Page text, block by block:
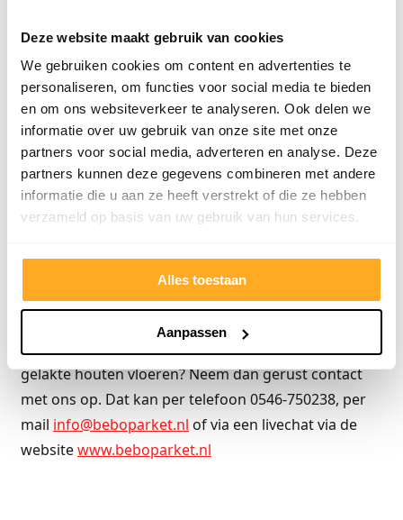
Deze website maakt gebruik van cookies
We gebruiken cookies om content en advertenties te
personaliseren, om functies voor social media te bieden
en om ons websiteverkeer te analyseren. Ook delen we
informatie over uw gebruik van onze site met onze
partners voor social media, adverteren en analyse. Deze
partners kunnen deze gegevens combineren met andere
informatie die u aan ze heeft verstrekt of die ze hebben
verzameld op basis van uw gebruik van hun services.
Alles toestaan
Aanpassen
Goedkope gelakte houten vloeren vind
je bij Bebo Parket
Bij Bebo Parket vind je naast onbehandelde houten
vloeren ook gelakt parket binnen het assortiment.
Deze kant en klare vloeren leveren we uit voorraad,
zodat u de vloer direct mee kunt nemen naar huis.
Wekelijks komen er weer nieuwe trendvloeren
verkopen we gelakt parket vloeren tegen de laagste
prijzen. Kom dus snel naar de fabriek om deze
vloeren te bekijken en wellicht zelfs te kopen.
Wil je meer informatie over gelakt parket of over een
gelakte houten vloeren? Neem dan gerust contact
met ons op. Dat kan per telefoon 0546-750238, per
mail info@beboparket.nl of via een livechat via de
websitewww.beboparket.nl